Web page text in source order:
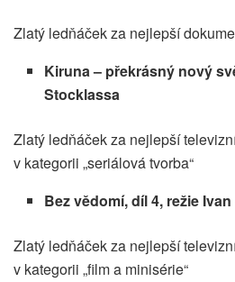
Zlatý ledňáček za nejlepší
Kiruna – překrásný nový
Stocklassa
Zlatý ledňáček za nejlepší
v kategorii „seriálová tvorba“
Bez vědomí, díl 4, režie
Zlatý ledňáček za nejlepší
v kategorii „film a minisérie“